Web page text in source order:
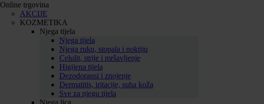
Online trgovina
AKCIJE
KOZMETIKA
Njega tijela
Njega tijela
Njega ruku, stopala i noktiju
Celulit, strije i mršavljenje
Higijena tijela
Dezodoransi i znojenje
Dermatitis, iritacije, suha koža
Sve za njegu tijela
Njega lica